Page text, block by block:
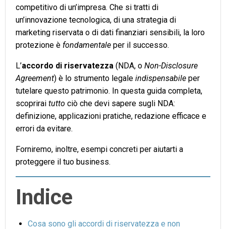
competitivo di un’impresa. Che si tratti di
un’innovazione tecnologica, di una strategia di
marketing riservata o di dati finanziari sensibili, la loro
protezione è fondamentale per il successo.
L’accordo di riservatezza (NDA, o Non-Disclosure
Agreement) è lo strumento legale indispensabile per
tutelare questo patrimonio. In questa guida completa,
scoprirai tutto ciò che devi sapere sugli NDA:
definizione, applicazioni pratiche, redazione efficace e
errori da evitare.
Forniremo, inoltre, esempi concreti per aiutarti a
proteggere il tuo business.
Indice
Cosa sono gli accordi di riservatezza e non